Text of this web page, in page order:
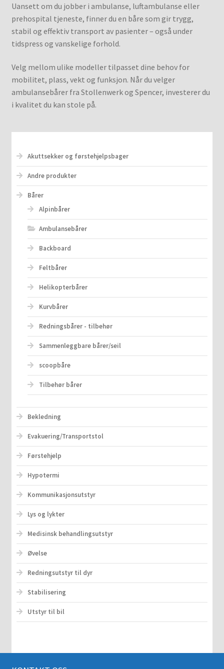
Uansett om du jobber i ambulanse, luftambulanse eller
prehospital tjeneste, finner du en båre som gir trygg,
stabil og effektiv transport av pasienter – også under
tidspress og vanskelige forhold.
Velg mellom ulike modeller tilpasset dine behov for
mobilitet, plass, vekt og funksjon. Når du velger
ambulansebårer fra Stollenwerk og Spencer, investerer du
i kvalitet du kan stole på.
Akuttsekker og førstehjelpsbager
Andre produkter
Bårer
Alpinbårer
Ambulansebårer
Backboard
Feltbårer
Helikopterbårer
Kurvbårer
Redningsbårer - tilbehør
Sammenleggbare bårer/seil
scoopbåre
Tilbehør bårer
Bekledning
Evakuering/Transportstol
Førstehjelp
Hypotermi
Kommunikasjonsutstyr
Lys og lykter
Medisinsk behandlingsutstyr
Øvelse
Redningsutstyr til dyr
Stabilisering
Utstyr til bil